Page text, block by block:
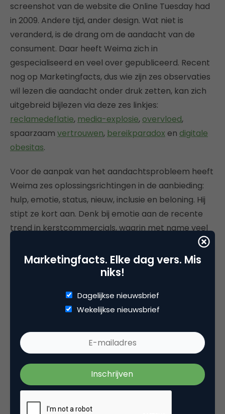
screenshot van de website die Online Tuesday had
in 2009. Andere tijd, ander design. Wat niet is
veranderd, is de drang om de aandacht van de
consument. Daar heeft Weima zich in
gespecialiseerd en veel over gepubliceerd. Recent
nog op Marketingfacts, dus wie zijn zes observaties
wil lezen die aandacht onder druk zetten, kan zich
uitgebreid bijlezen via deze zes linkjes:
reclamedeflatie, media-explosie, overvloed,
spaarzaam vertrouwen, bereikparadox en digitale
obesitas.
Voor de aanpak van het aandachtsprobleem heeft
Weima zes oplossingsrichtingen in de aanbieding:
hulp, emotie, status, nieuw, inclusie en beloning. Hij
stipt ze kort aan. Denk bij emotie aan de recente
trend in kerstcommercials, waarin met name veel
supermarkten op de Amerikaanse toer gaan. Met
succes, want het werkt. Status is de insteek bij zijn
eigen podcastreeks
CMO-talk
Een andere populair thema is inclusie, dat soms
met een klein gebaar kan worden uitgedragen.
campagne
van Sire tot de nieuwe positieve hashtag
#daslief. Die nieuwe campagne is bedoeld om
groepen mensen het gevoel te geven dat ze er ook
bij horen. Dit soort thema’s worden steeds
belangrijker.
Marketingfacts. Elke dag vers. Mis
niks!
Dagelijkse nieuwsbrief
Wekelijkse nieuwsbrief